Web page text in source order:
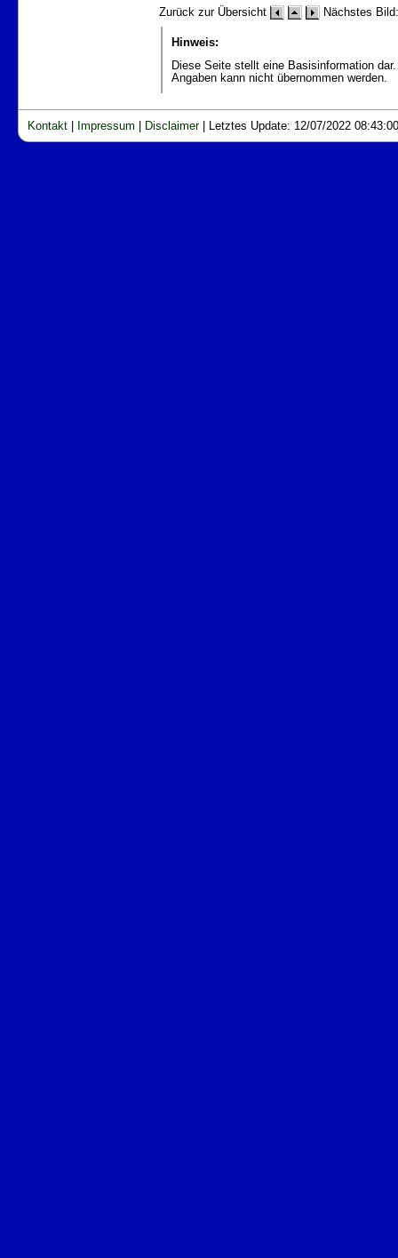
Zurück zur Übersicht Nächstes
Hinweis:
Diese Seite stellt eine Basisinformation
Angaben kann nicht übernommen werden.
Kontakt Impressum Disclaimer| Letztes Update: 12/07/2022